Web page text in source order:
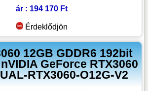
ár : 194 170 Ft
Érdeklődjön
12GB GDDR6 192bit
GeForce RTX3060
RTX3060-O12G-V2